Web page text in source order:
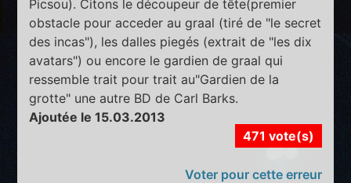
Picsou). Citons le découpeur de tête(premier
obstacle pour acceder au graal (tiré de "le secret
des incas"), les dalles piegés (extrait de "les dix
avatars") ou encore le gardien de graal qui
ressemble trait pour trait au"Gardien de la
grotte" une autre BD de Carl Barks.
Ajoutée le 15.03.2013
471 vote(s)
Voter pour cette erreur